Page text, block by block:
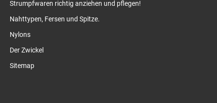
Strumpfwaren richtig anziehen und pflegen!
Nahttypen, Fersen und Spitze.
Nylons
Der Zwickel
Sitemap